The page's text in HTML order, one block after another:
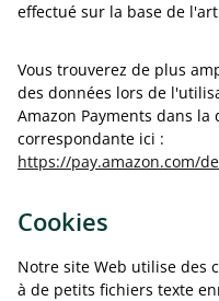
effectué sur la base de
Vous trouverez de plus
des données lors de
Amazon Payments dans
correspondante ici :
https://pay.amazon.com/
Cookies
Notre site Web utilise des
à de petits fichiers texte